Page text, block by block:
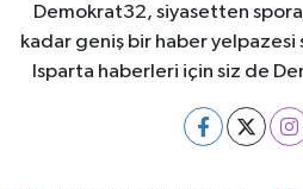
Demokrat32, siyasetten
kadar geniş bir haber yelpazesi
Isparta haberleri için siz de